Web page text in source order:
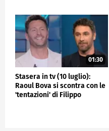
01:30
Stasera in tv (10 luglio):
Raoul Bova si scontra con le
'tentazioni' di Filippo